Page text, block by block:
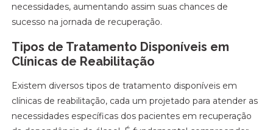
necessidades, aumentando assim suas chances de
sucesso na jornada de recuperação.
Tipos de Tratamento Disponíveis em
Clínicas de Reabilitação
Existem diversos tipos de tratamento disponíveis em
clínicas de reabilitação, cada um projetado para atender as
necessidades específicas dos pacientes em recuperação